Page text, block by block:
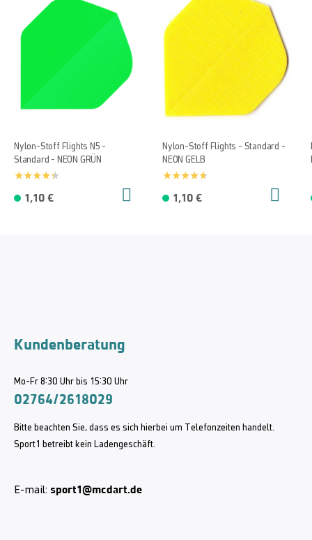
Nylon-Stoff Flights N5 -
Standard - NEON GRÜN
1,10 €
Nylon-Stoff Flights - Standard -
NEON GELB
1,10 €
Kundenberatung
Mo-Fr 8:30 Uhr bis 15:30 Uhr
02764/2618029
Bitte beachten Sie, dass es sich hierbei um Telefonzeiten handelt.
Sport1 betreibt kein Ladengeschäft.
E-mail: sport1@mcdart.de